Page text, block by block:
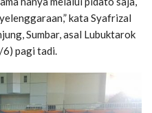
kata Syafrizal
Sumbar, asal Lubuktarok
6) pagi tadi.